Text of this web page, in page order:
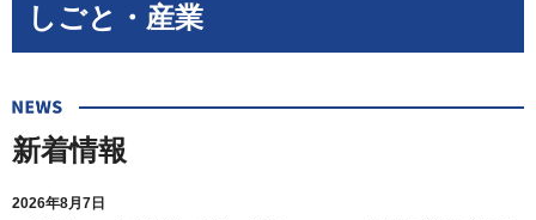
しごと・産業
新着情報
2026年8月7日